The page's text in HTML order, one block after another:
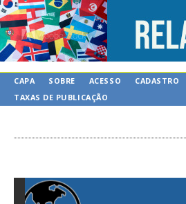
CAPA SOBRE ACESSO CADASTRO
TAXAS DE PUBLICAÇÃO